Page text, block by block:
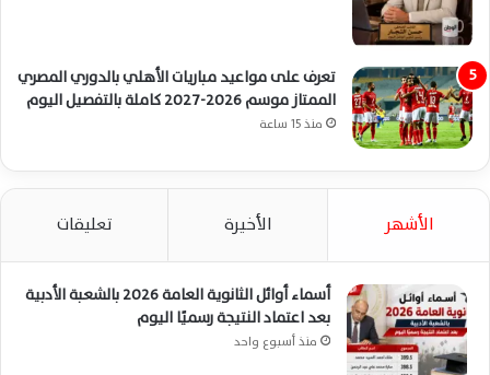
تعرف على مواعيد مباريات الأهلي بالدوري المصري
الممتاز موسم 2026-2027 كاملة بالتفصيل اليوم
منذ 15 ساعة
الأشهر الأخيرة تعليقات
أسماء أوائل الثانوية العامة 2026 بالشعبة الأدبية
بعد اعتماد النتيجة رسميًا اليوم
منذ أسبوع واحد